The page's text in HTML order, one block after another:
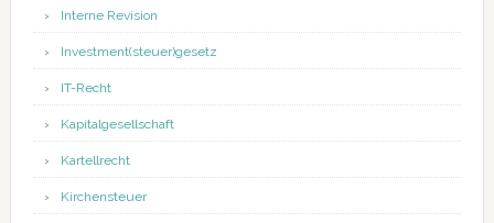
Interne Revision
Investment(steuer)gesetz
IT-Recht
Kapitalgesellschaft
Kartellrecht
Kirchensteuer